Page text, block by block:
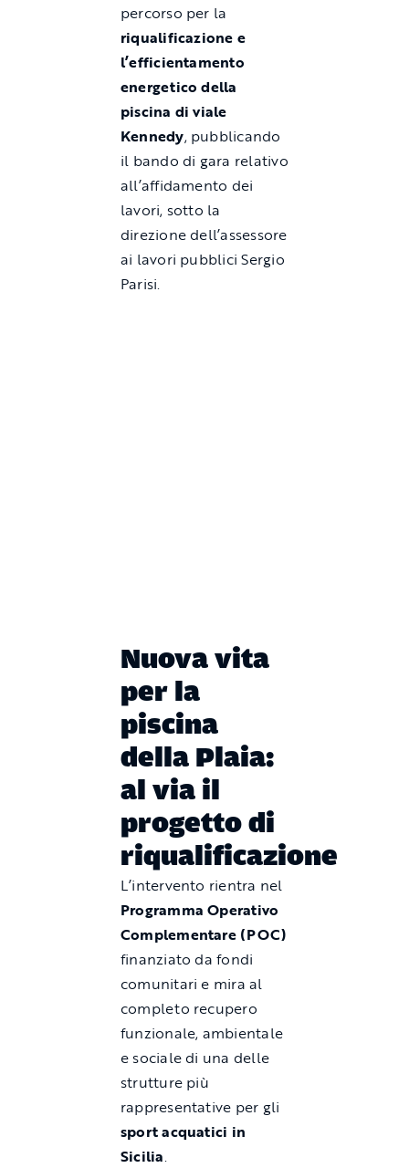
percorso per la
riqualificazione e
l’efficientamento
energetico della
piscina di viale
Kennedy, pubblicando
il bando di gara relativo
all’affidamento dei
lavori, sotto la
direzione dell’assessore
ai lavori pubblici Sergio
Parisi.
Nuova vita
per la
piscina
della Plaia:
al via il
progetto di
riqualificazione
L’intervento rientra nel
Programma Operativo
Complementare (POC)
finanziato da fondi
comunitari e mira al
completo recupero
funzionale, ambientale
e sociale di una delle
strutture più
rappresentative per gli
sport acquatici in
Sicilia.